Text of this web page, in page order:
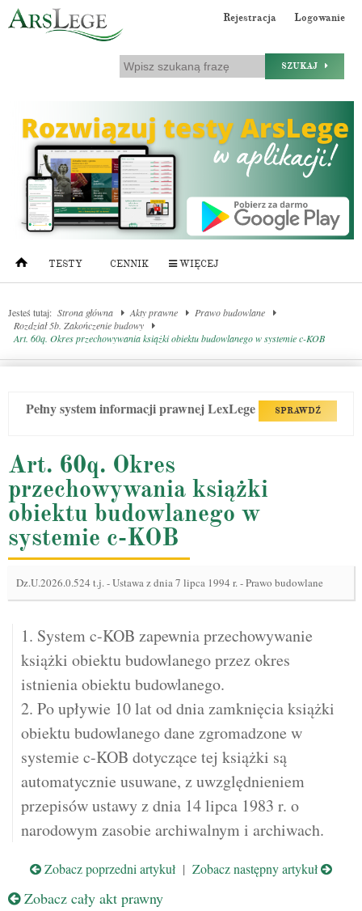
Rejestracja Logowanie
SZUKAJ
TESTY CENNIK WIĘCEJ
Jesteś tutaj: Strona główna Akty prawne
Prawo budowlane
Rozdział 5b. Zakończenie budowy
Art. 60q. Okres przechowywania książki obiektu budowlanego w systemie c-KOB
Pełny system informacji prawnej LexLege SPRAWDŹ
Art. 60q. Okres
przechowywania książki
obiektu budowlanego w
systemie c-KOB
Dz.U.2026.0.524 t.j.-Ustawa z dnia 7 lipca 1994 r. - Prawo budowlane
1. System c-KOB zapewnia przechowywanie
książki obiektu budowlanego przez okres
istnienia obiektu budowlanego.
2. Po upływie 10 lat od dnia zamknięcia książki
obiektu budowlanego dane zgromadzone w
systemie c-KOB dotyczące tej książki są
automatycznie usuwane, z uwzględnieniem
przepisów ustawy z dnia 14 lipca 1983 r. o
narodowym zasobie archiwalnym i archiwach.
Zobacz poprzedni artykuł | Zobacz następny artykuł
Zobacz cały akt prawny